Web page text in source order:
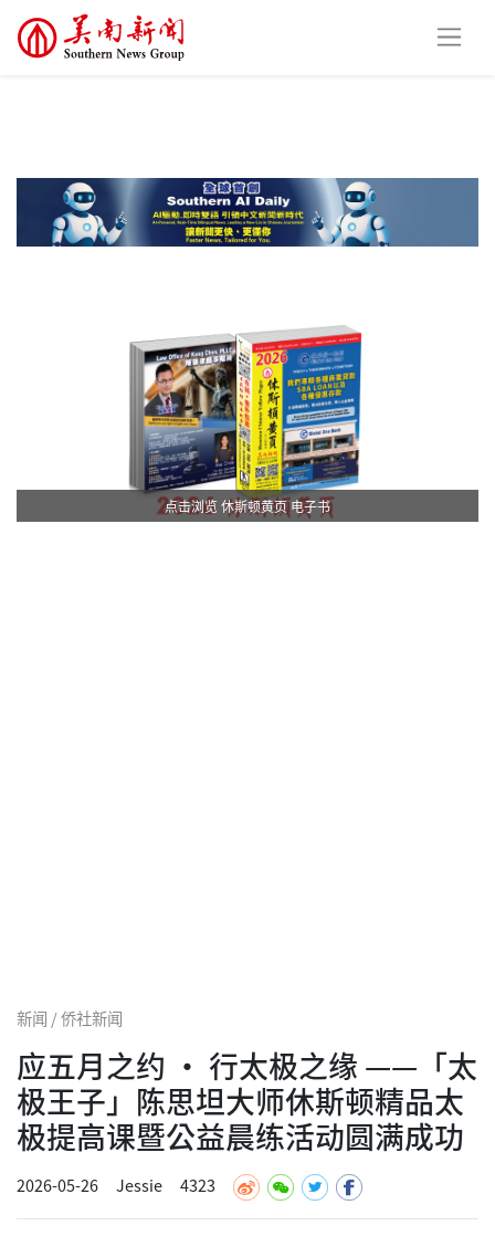
点击浏览 休斯顿黄页 电子书
新闻 / 侨社新闻
应五月之约 · 行太极之缘 ——「太
极王子」陈思坦大师休斯顿精品太
极提高课暨公益晨练活动圆满成功
2026-05-26 Jessie 4323